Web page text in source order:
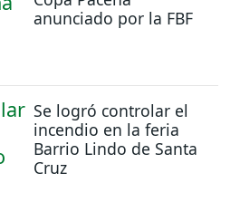
anunciado por la FBF
Se logró controlar el
incendio en la feria
Barrio Lindo de Santa
Cruz